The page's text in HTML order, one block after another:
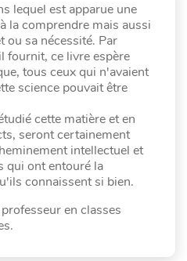
lequel est apparue une
la comprendre mais aussi
ou sa nécessité. Par
fournit, ce livre espère
tous ceux qui n'avaient
science pouvait être
cette matière et en
seront certainement
intellectuel et
qui ont entouré la
connaissent si bien.
en classes